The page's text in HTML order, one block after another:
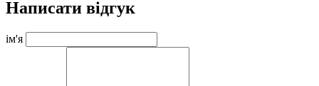
Написати відгук
ім'я